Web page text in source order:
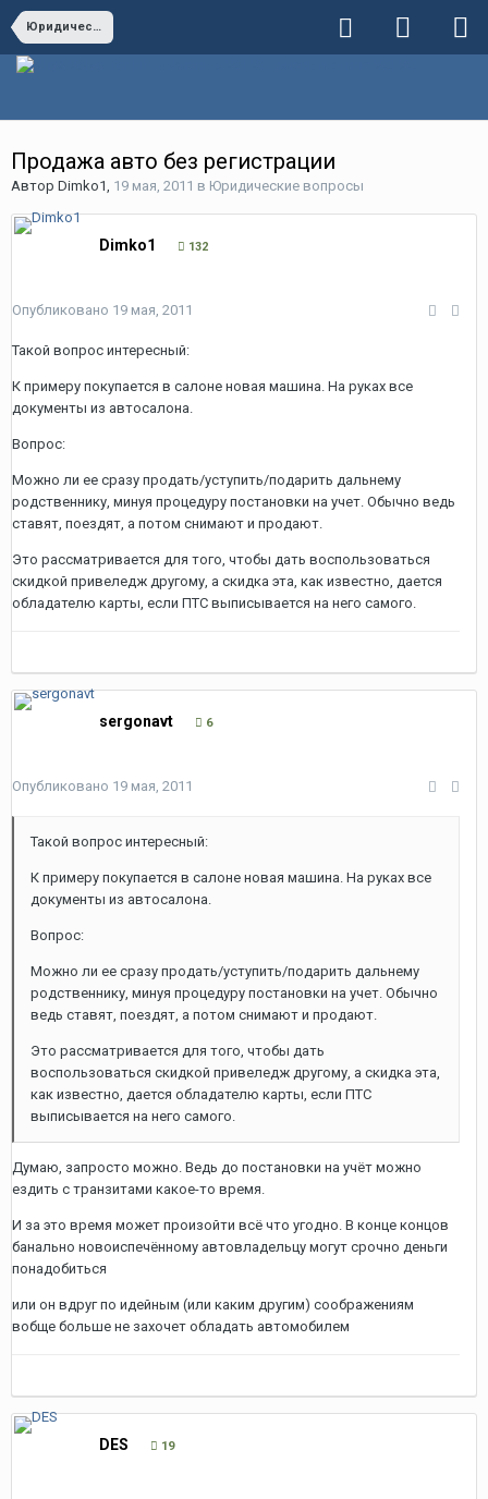
Юридические вопросы
Продажа авто без регистрации
Автор Dimko1, 19 мая, 2011 в Юридические вопросы
Dimko1 132
Опубликовано 19 мая, 2011
Такой вопрос интересный:
К примеру покупается в салоне новая машина. На руках все
документы из автосалона.
Вопрос:
Можно ли ее сразу продать/уступить/подарить дальнему
родственнику, минуя процедуру постановки на учет. Обычно ведь
ставят, поездят, а потом снимают и продают.
Это рассматривается для того, чтобы дать воспользоваться
скидкой привеледж другому, а скидка эта, как известно, дается
обладателю карты, если ПТС выписывается на него самого.
sergonavt 6
Опубликовано 19 мая, 2011
Такой вопрос интересный:
К примеру покупается в салоне новая машина. На руках все
документы из автосалона.
Вопрос:
Можно ли ее сразу продать/уступить/подарить дальнему
родственнику, минуя процедуру постановки на учет. Обычно
ведь ставят, поездят, а потом снимают и продают.
Это рассматривается для того, чтобы дать
воспользоваться скидкой привеледж другому, а скидка эта,
как известно, дается обладателю карты, если ПТС
выписывается на него самого.
Думаю, запросто можно. Ведь до постановки на учёт можно
ездить с транзитами какое-то время.
И за это время может произойти всё что угодно. В конце концов
банально новоиспечённому автовладельцу могут срочно деньги
понадобиться
или он вдруг по идейным (или каким другим) соображениям
вобще больше не захочет обладать автомобилем
DES 19